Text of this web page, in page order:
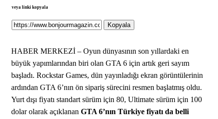
veya linki kopyala
Kopyala
HABER MERKEZİ – Oyun dünyasının son yıllardaki en
büyük yapımlarından biri olan GTA 6 için artık geri sayım
başladı. Rockstar Games, dün yayınladığı ekran görüntülerinin
ardından GTA 6’nın ön sipariş sürecini resmen başlatmış oldu.
Yurt dışı fiyatı standart sürüm için 80, Ultimate sürüm için 100
dolar olarak açıklananGTA 6’nın Türkiye fiyatı da belli